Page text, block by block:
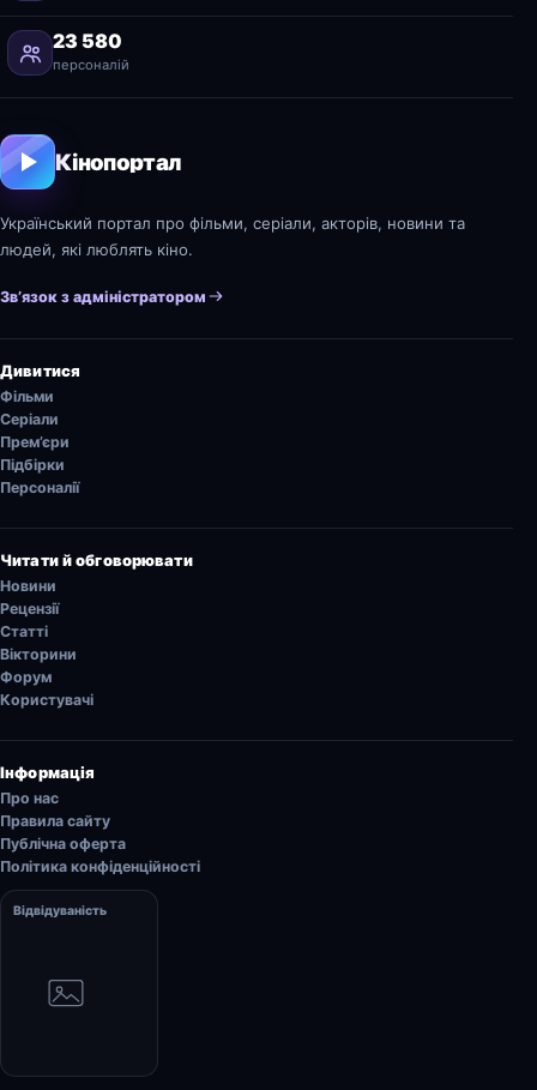
23 580
персоналій
Кінопортал
Український портал про фільми, серіали, акторів, новини та
людей, які люблять кіно.
Зв’язок з адміністратором
Дивитися
Фільми
Серіали
Прем’єри
Підбірки
Персоналії
Читати й обговорювати
Новини
Рецензії
Статті
Вікторини
Форум
Користувачі
Інформація
Про нас
Правила сайту
Публічна оферта
Політика конфіденційності
Відвідуваність